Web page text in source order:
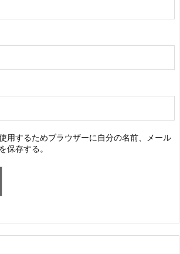
用するためブラウザーに自分の名前、メール
保存する。